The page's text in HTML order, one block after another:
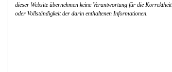
dieser Website übernehmen keine Verantwortung für die Korrektheit
oder Vollständigkeit der darin enthaltenen Informationen.